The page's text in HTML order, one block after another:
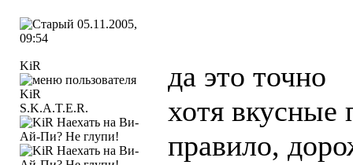
05.11.2005,
09:54
KiR
S.K.A.T.E.R.
да это точно
хотя вкусные
правило,